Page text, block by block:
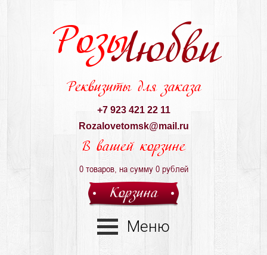
РозыЛюбви
Реквизиты для заказа
+7 923 421 22 11
Rozalovetomsk@mail.ru
В вашей корзине
0товаров, на сумму 0рублей
Корзина
Меню